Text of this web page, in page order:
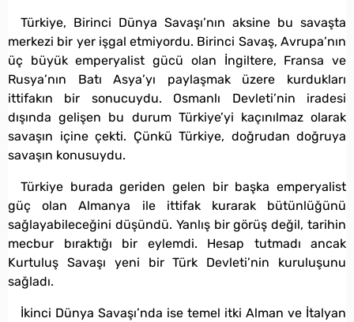
Türkiye, Birinci Dünya Savaşı’nın aksine bu savaşta
merkezi bir yer işgal etmiyordu. Birinci Savaş, Avrupa’nın
üç büyük emperyalist gücü olan İngiltere, Fransa ve
Rusya’nın Batı Asya’yı paylaşmak üzere kurdukları
ittifakın bir sonucuydu. Osmanlı Devleti’nin iradesi
dışında gelişen bu durum Türkiye’yi kaçınılmaz olarak
savaşın içine çekti. Çünkü Türkiye, doğrudan doğruya
savaşın konusuydu.
Türkiye burada geriden gelen bir başka emperyalist
güç olan Almanya ile ittifak kurarak bütünlüğünü
sağlayabileceğini düşündü. Yanlış bir görüş değil, tarihin
mecbur bıraktığı bir eylemdi. Hesap tutmadı ancak
Kurtuluş Savaşı yeni bir Türk Devleti’nin kuruluşunu
sağladı.
İkinci Dünya Savaşı’nda ise temel itki Alman ve İtalyan